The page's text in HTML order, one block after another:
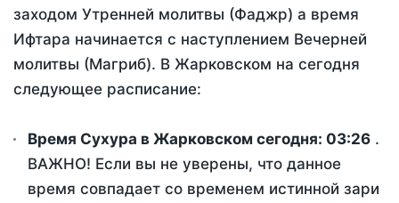
заходом Утренней молитвы (Фаджр) а время
Ифтара начинается с наступлением Вечерней
молитвы (Магриб). В Жарковском на сегодня
следующее расписание:
Время Сухура в Жарковском сегодня: 03:26 .
ВАЖНО! Если вы не уверены, что данное
время совпадает со временем истинной зари